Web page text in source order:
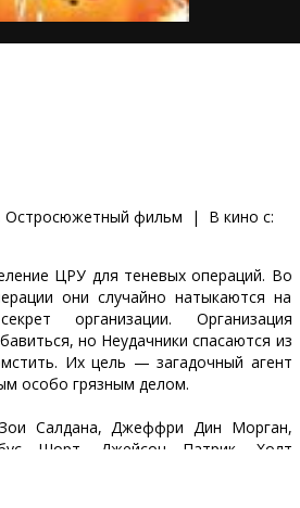
Остросюжетный фильм |
В кино с:
ЦРУ для теневых операций. Во
они случайно натыкаются на
организации. Организация
но Неудачники спасаются из
Их цель — загадочный агент
особо грязным делом.
Салдана, Джеффри Дин Морган,
Шорт, Джейсон Патрик, Холт
Питер Френсис Джеймс.